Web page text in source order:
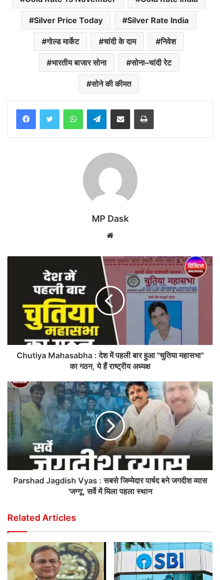
Silver Price Today Silver Rate India
गोल्ड मार्केट चांदी के दाम निवेश
भारतीय बाजार सोना सोना–चांदी रेट
सोने की कीमत
WhatsAppTelegramShare via Email Print
MP Dask
Website
Chutiya Mahasabha : देश में पहली बार हुआ "चुतिया महासभा"
का गठन, ये हैं राष्ट्रीय अध्यक्ष
Parshad Jagdish Vyas : सबसे जिम्मेदार पार्षद बने जगदीश व्यास
'जग्गू', सर्वे में मिला पहला स्थान
Related Articles